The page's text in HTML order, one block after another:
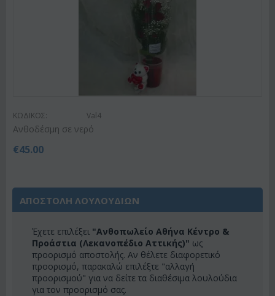
ΚΩΔΙΚΟΣ: Val4
Ανθοδέσμη σε νερό
€45.00
ΑΠΟΣΤΟΛΗ ΛΟΥΛΟΥΔΙΩΝ
Έχετε επιλέξει "Ανθοπωλείο Αθήνα Κέντρο &
Προάστια (Λεκανοπέδιο Αττικής)" ως
προορισμό αποστολής. Αν θέλετε διαφορετικό
προορισμό, παρακαλώ επιλέξτε "αλλαγή
προορισμού" για να δείτε τα διαθέσιμα λουλούδια
για τον προορισμό σας.